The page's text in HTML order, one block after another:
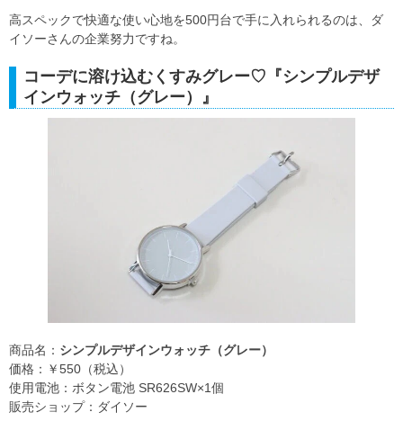
高スペックで快適な使い心地を500円台で手に入れられるのは、ダ
イソーさんの企業努力ですね。
コーデに溶け込むくすみグレー♡『シンプルデザ
インウォッチ（グレー）』
商品名： シンプルデザインウォッチ（グレー）
価格：￥550（税込）
使用電池：ボタン電池 SR626SW×1個
販売ショップ：ダイソー